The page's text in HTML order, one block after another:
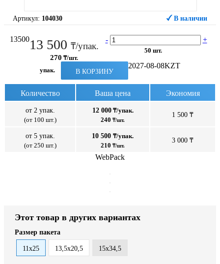
Артикул: 104030 В наличии
1350013 500 ₸/упак.
270 ₸/шт.
- +
50 шт.
упак. В КОРЗИНУ
2027-08-08KZT
Количество Ваша цена Экономия
от 2 упак.
(от 100 шт.)
12 000₸/упак.
240 ₸/шт.
1 500 ₸
от 5 упак.
(от 250 шт.)
10 500 ₸/упак.
210 ₸/шт.
3 000 ₸
WebPack
Этот товар в других вариантах
Размер пакета
11х25 13,5х20,5 15х34,5